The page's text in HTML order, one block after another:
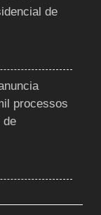
de
processos
de